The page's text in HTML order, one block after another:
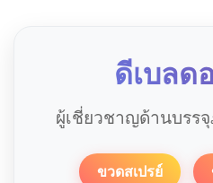
ดีเบลด
ผู้เชี่ยวชาญด้านบรร
ขวดสเปรย์